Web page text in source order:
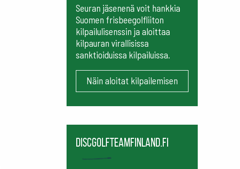
Seuran jäsenenä voit hankkia
Suomen frisbeegolfliiton
kilpailulisenssin ja aloittaa
kilpauran virallisissa
sanktioiduissa kilpailuissa.
Näin aloitat kilpailemisen
Discgolfteamfinland.fi